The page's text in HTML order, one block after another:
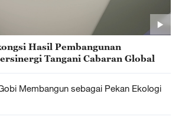
Hasil Pembangunan
Tangani Cabaran Global
Membangun sebagai Pekan Ekologi